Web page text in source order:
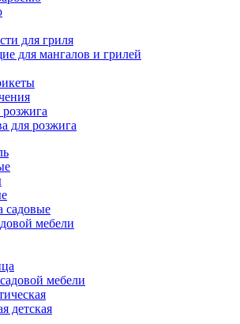
для гриля
для мангалов и грилей
для розжига
садовые
мебели
мебели
детская